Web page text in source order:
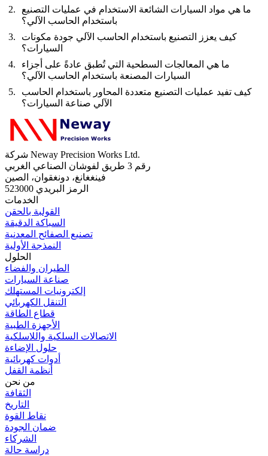
ما هي مواد السيارات الشائعة الاستخدام في عمليات التصنيع
باستخدام الحاسب الآلي؟
كيف يعزز التصنيع باستخدام الحاسب الآلي جودة مكونات
السيارات؟
ما هي المعالجات السطحية التي تُطبق عادةً على أجزاء
السيارات المصنعة باستخدام الحاسب الآلي؟
كيف تفيد عمليات التصنيع متعددة المحاور باستخدام الحاسب
الآلي صناعة السيارات؟
شركة Neway Precision Works Ltd.
رقم 3 طريق لفوشان الصناعي الغربي
فينغغانغ، دونغقوان، الصين
الرمز البريدي 523000
الخدمات
القولبة بالحقن
السباكة الدقيقة
تصنيع الصفائح المعدنية
النمذجة الأولية
الحلول
الطيران والفضاء
صناعة السيارات
إلكترونيات المستهلك
التنقل الكهربائي
قطاع الطاقة
الأجهزة الطبية
الاتصالات السلكية واللاسلكية
حلول الإضاءة
أدوات كهربائية
أنظمة القفل
من نحن
الثقافة
التاريخ
نقاط القوة
ضمان الجودة
الشركاء
دراسة حالة